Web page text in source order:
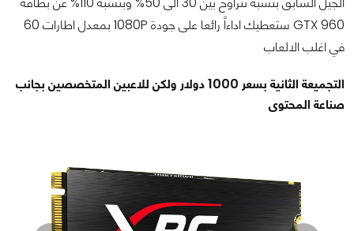
GTX 960 ستعطيك اداءاً رائعا على جودة 1080P بمعدل اطارات 60
في اغلب الالعاب
التجميعة الثانية بسعر 1000 دولار ولكن للاعبين المتخصصين بجانب
صناعة المحتوى